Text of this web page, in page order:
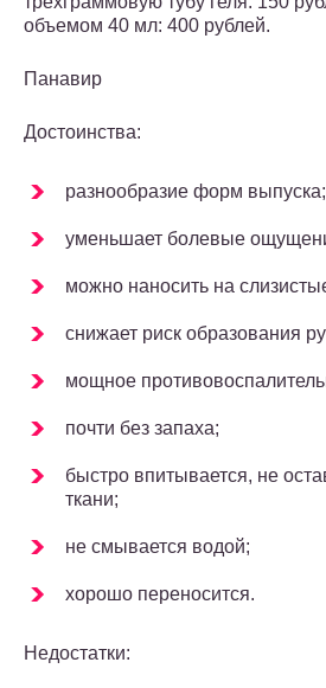
объемом 40 мл: 400 рублей.
Панавир
Достоинства:
разнообразие форм выпуска;
уменьшает болевые
можно наносить на
снижает риск образования
мощное
почти без запаха;
быстро впитывается, не
ткани;
не смывается водой;
хорошо переносится.
Недостатки: